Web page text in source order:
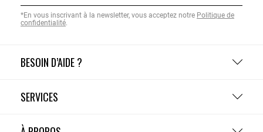
BESOIN D’AIDE ?
SERVICES
*En vous inscrivant à la newsletter, vous acceptez notre Politique de
confidentialité.